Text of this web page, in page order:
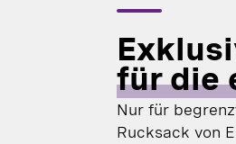
für die
Nur für
Rucksack von